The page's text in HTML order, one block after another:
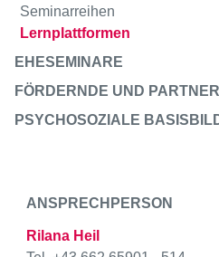
Seminarreihen
Lernplattformen
EHESEMINARE
FÖRDERNDE UND
PSYCHOSOZIALE
ANSPRECHPERSON
Rilana Heil